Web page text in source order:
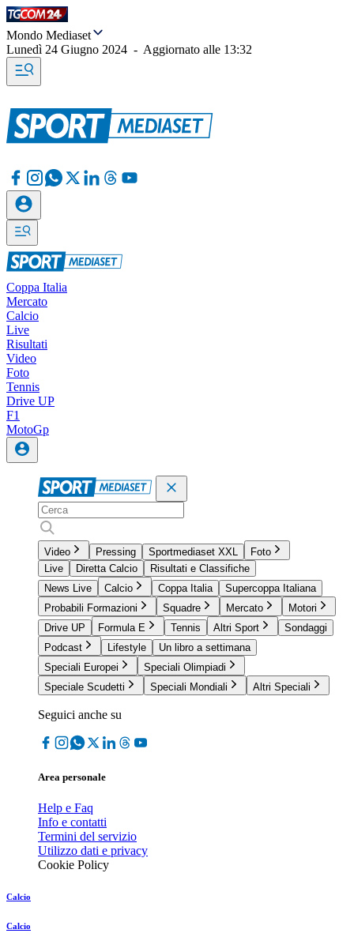
Mondo Mediaset
Lunedì 24 Giugno 2024 - Aggiornato alle 13:32
Coppa Italia
Mercato
Calcio
Live
Risultati
Video
Foto
Tennis
Drive UP
F1
MotoGp
Video Pressing Sportmediaset XXL
Foto
Live
Diretta Calcio
Risultati e Classifiche
News Live
Calcio Coppa Italia
Supercoppa Italiana
Probabili Formazioni
Squadre Mercato
Motori
Drive UP
Formula E Tennis Altri Sport
Sondaggi
Podcast
Lifestyle
Un libro a settimana
Speciali Europei
Speciali Olimpiadi
Speciale Scudetti
Speciali Mondiali Altri Speciali
Seguici anche su
Area personale
Help e Faq
Info e contatti
Termini del servizio
Utilizzo dati e privacy
Cookie Policy
Calcio
Calcio